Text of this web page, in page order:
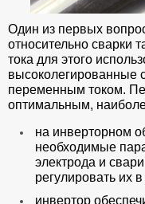
Один из первых
относительно сварки
тока для этого
высоколегированные
переменным током.
оптимальным,
на инверторном
необходимые
электрода и
регулировать их
инвертор